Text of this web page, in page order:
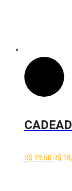
R$19,50O
R$